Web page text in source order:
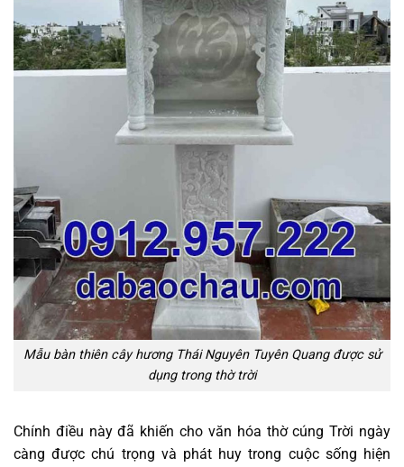
Mẫu bàn thiên cây hương Thái Nguyên Tuyên Quang được sử
dụng trong thờ trời
Chính điều này đã khiến cho văn hóa thờ cúng Trời ngày
càng được chú trọng và phát huy trong cuộc sống hiện